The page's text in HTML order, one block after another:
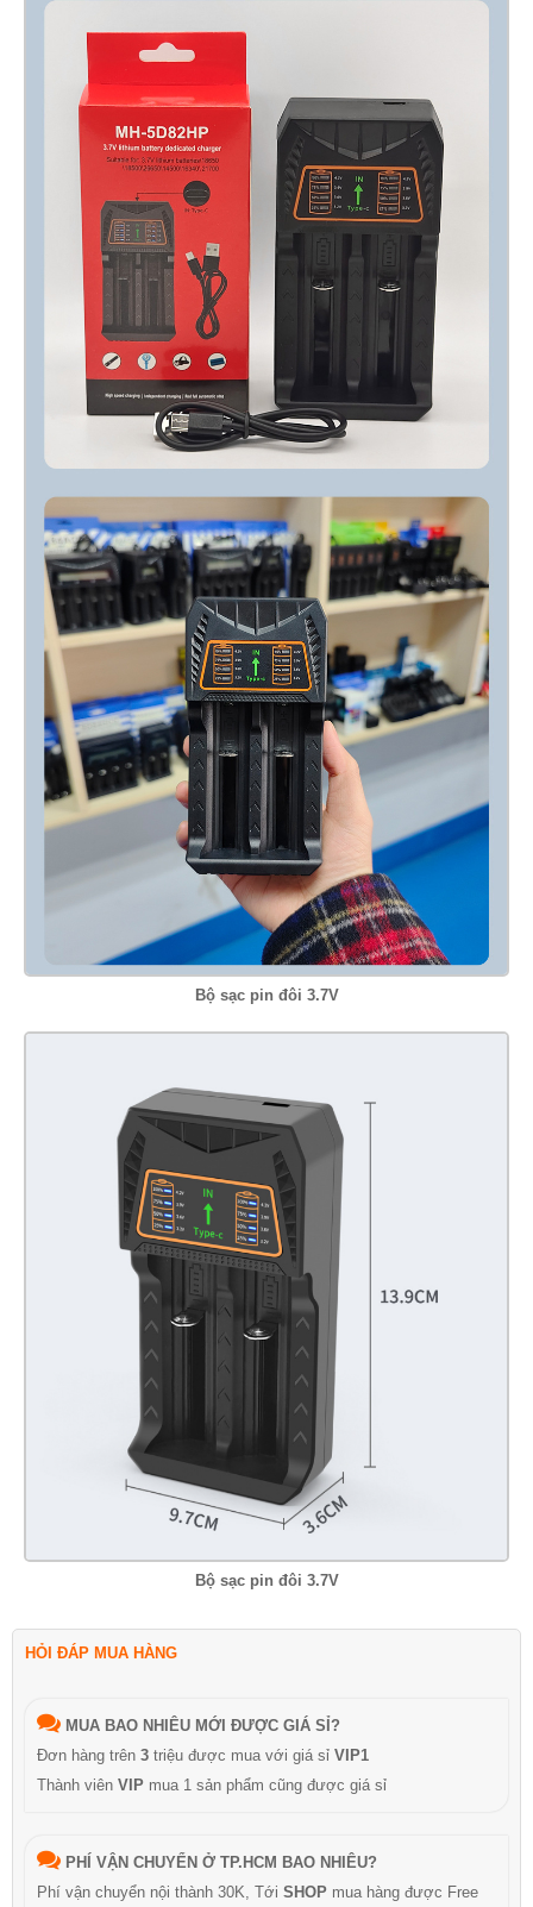
Bộ sạc pin đôi 3.7V
Bộ sạc pin đôi 3.7V
HỎI ĐÁP MUA HÀNG
MUA BAO NHIÊU MỚI ĐƯỢC GIÁ SỈ?
Đơn hàng trên 3 triệu được mua với giá sỉ VIP1
Thành viên VIP mua 1 sản phẩm cũng được giá sỉ
PHÍ VẬN CHUYỂN Ở TP.HCM BAO NHIÊU?
Phí vận chuyển nội thành 30K, Tới SHOP mua hàng được Free